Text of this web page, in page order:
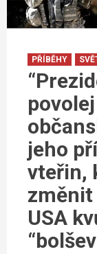
PŘÍBĚHY
jeho
vteřin,
změnit
USA